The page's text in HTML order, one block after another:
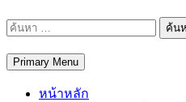
ค้นหา
Primary Menu
หน้าหลัก